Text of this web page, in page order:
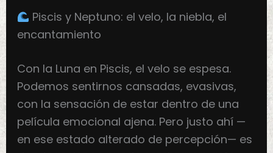
Piscis y Neptuno: el velo, la niebla, el
encantamiento
Con la Luna en Piscis, el velo se espesa.
Podemos sentirnos cansadas, evasivas,
con la sensación de estar dentro de una
película emocional ajena. Pero justo ahí —
en ese estado alterado de percepción— es